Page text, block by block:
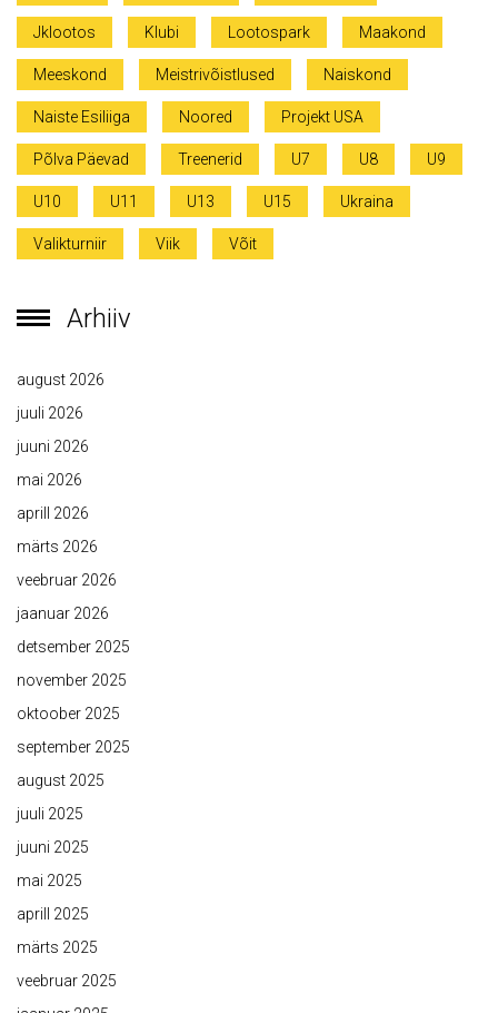
Jklootos Klubi Lootospark Maakond
Meeskond Meistrivõistlused Naiskond
Naiste Esiliiga Noored Projekt USA
Põlva Päevad Treenerid U7 U8 U9
U10 U11 U13 U15 Ukraina
Valikturniir Viik Võit
Arhiiv
august 2026
juuli 2026
juuni 2026
mai 2026
aprill 2026
märts 2026
veebruar 2026
jaanuar 2026
detsember 2025
november 2025
oktoober 2025
september 2025
august 2025
juuli 2025
juuni 2025
mai 2025
aprill 2025
märts 2025
veebruar 2025